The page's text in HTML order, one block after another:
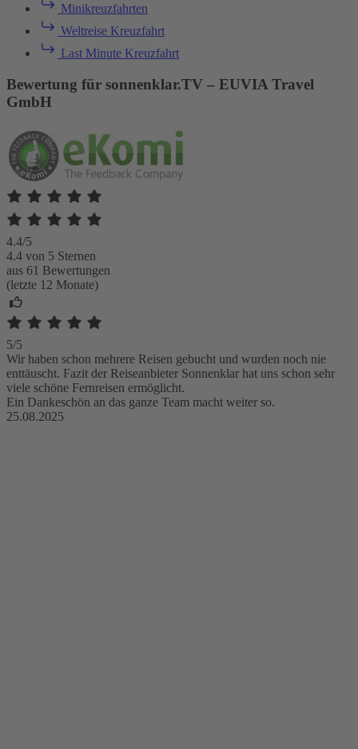
Minikreuzfahrten
Weltreise Kreuzfahrt
Last Minute Kreuzfahrt
Bewertung für sonnenklar.TV – EUVIA Travel
GmbH
4.4/5
4.4 von 5 Sternen
aus 61 Bewertungen
(letzte 12 Monate)
5/5
Wir haben schon mehrere Reisen gebucht und wurden noch nie
enttäuscht. Fazit der Reiseanbieter Sonnenklar hat uns schon sehr
viele schöne Fernreisen ermöglicht.
Ein Dankeschön an das ganze Team macht weiter so.
25.08.2025